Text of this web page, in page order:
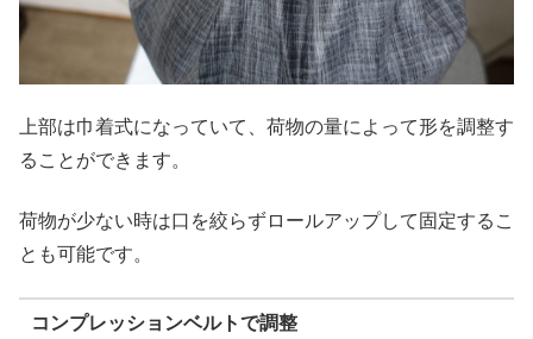
上部は巾着式になっていて、荷物の量によって形を調整す
ることができます。
荷物が少ない時は口を絞らずロールアップして固定するこ
とも可能です。
コンプレッションベルトで調整